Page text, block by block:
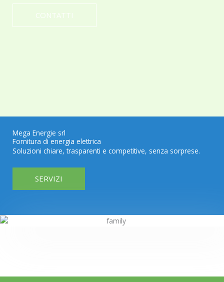
CONTATTI
Mega Energie srl
Fornitura di energia elettrica
Soluzioni chiare, trasparenti e competitive, senza sorprese.
SERVIZI